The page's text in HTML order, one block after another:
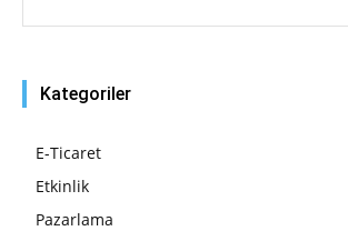
Kategoriler
E-Ticaret
Etkinlik
Pazarlama